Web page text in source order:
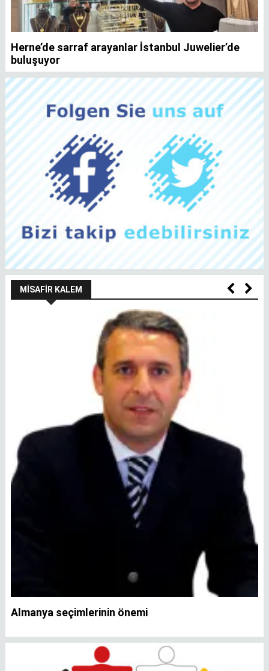
Herne’de sarraf arayanlar İstanbul Juwelier’de
buluşuyor
MISAFIR KALEM
Almanya seçimlerinin önemi